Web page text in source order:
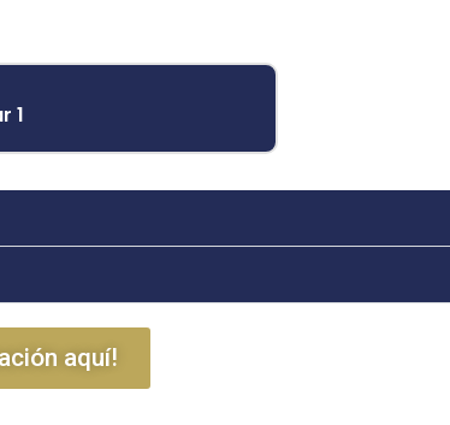
1
aquí!